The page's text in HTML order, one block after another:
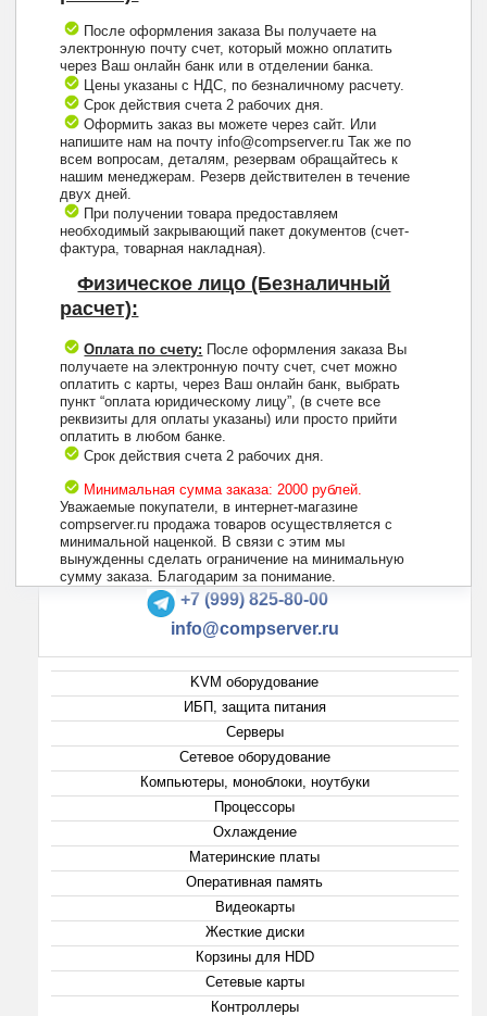
После оформления заказа Вы получаете на
электронную почту счет, который можно оплатить
через Ваш онлайн банк или в отделении банка.
Цены указаны с НДС, по безналичному расчету.
Срок действия счета 2 рабочих дня.
Оформить заказ вы можете через сайт. Или
напишите нам на почту info@compserver.ru Так же по
всем вопросам, деталям, резервам обращайтесь к
нашим менеджерам. Резерв действителен в течение
двух дней.
При получении товара предоставляем
необходимый закрывающий пакет документов (счет-
фактура, товарная накладная).
Физическое лицо (Безналичный
расчет):
Оплата по счету: После оформления заказа Вы
получаете на электронную почту счет, счет можно
оплатить с карты, через Ваш онлайн банк, выбрать
пункт “оплата юридическому лицу”, (в счете все
реквизиты для оплаты указаны) или просто прийти
оплатить в любом банке.
Срок действия счета 2 рабочих дня.
Минимальная сумма заказа: 2000 рублей.
Уважаемые покупатели, в интернет-магазине
compserver.ru продажа товаров осуществляется с
минимальной наценкой. В связи с этим мы
вынужденны сделать ограничение на минимальную
сумму заказа. Благодарим за понимание.
+7 (495) 223-13-47
+7 (999) 825-80-00
info@compserver.ru
KVM оборудование
ИБП, защита питания
Серверы
Сетевое оборудование
Компьютеры, моноблоки, ноутбуки
Процессоры
Охлаждение
Материнские платы
Оперативная память
Видеокарты
Жесткие диски
Корзины для HDD
Сетевые карты
Контроллеры